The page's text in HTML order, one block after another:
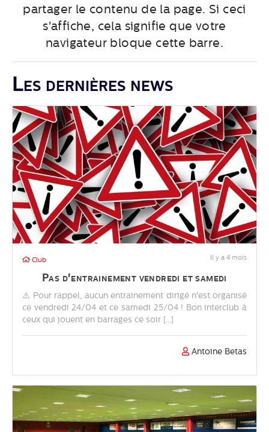
partager le contenu de la page. Si ceci
s'affiche, cela signifie que votre
navigateur bloque cette barre.
Les dernières news
Il y a 4 mois
Club
Pas d'entrainement vendredi et samedi
⚠️ Pour rappel, aucun entrainement dirigé n'est organisé
ce vendredi 24/04 et ce samedi 25/04 ! Bon interclub à
ceux qui jouent en barrages ce soir [...]
Antoine Betas